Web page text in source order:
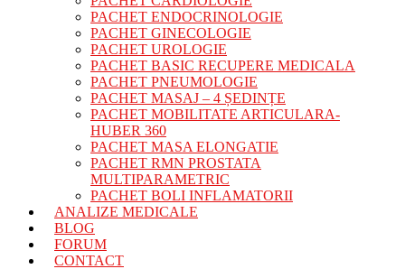
PACHET ENDOCRINOLOGIE
PACHET GINECOLOGIE
PACHET UROLOGIE
PACHET BASIC RECUPERE MEDICALA
PACHET PNEUMOLOGIE
PACHET MASAJ – 4 ȘEDINȚE
PACHET MOBILITATE ARTICULARA-
HUBER 360
PACHET MASA ELONGATIE
PACHET RMN PROSTATA
MULTIPARAMETRIC
PACHET BOLI INFLAMATORII
ANALIZE MEDICALE
BLOG
FORUM
CONTACT